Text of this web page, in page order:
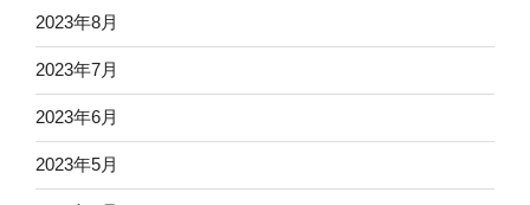
2023年8月
2023年7月
2023年6月
2023年5月